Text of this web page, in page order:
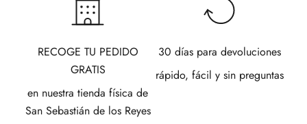
RECOGE TU PEDIDO
GRATIS
en nuestra tienda física de
San Sebastián de los Reyes
30 días para devoluciones
rápido, fácil y sin preguntas